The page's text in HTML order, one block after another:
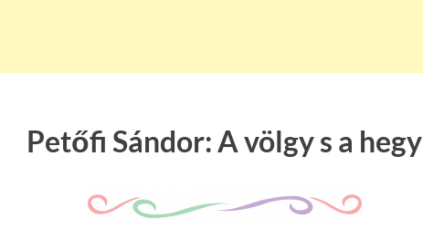
Petőfi Sándor: A völgy s a hegy